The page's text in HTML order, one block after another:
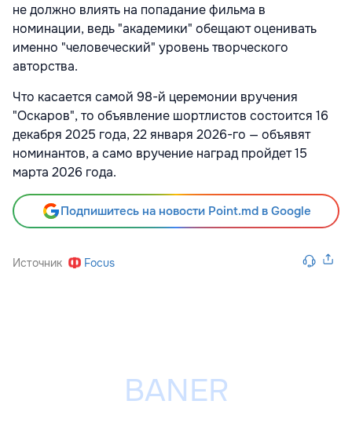
не должно влиять на попадание фильма в
номинации, ведь "академики" обещают оценивать
именно "человеческий" уровень творческого
авторства.
Что касается самой 98-й церемонии вручения
"Оскаров", то объявление шортлистов состоится 16
декабря 2025 года, 22 января 2026-го — объявят
номинантов, а само вручение наград пройдет 15
марта 2026 года.
Подпишитесь на новости Point.md в Google
Источник Focus